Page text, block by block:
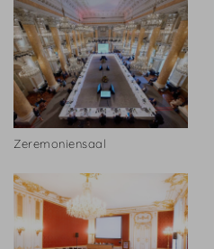
Zeremoniensaal